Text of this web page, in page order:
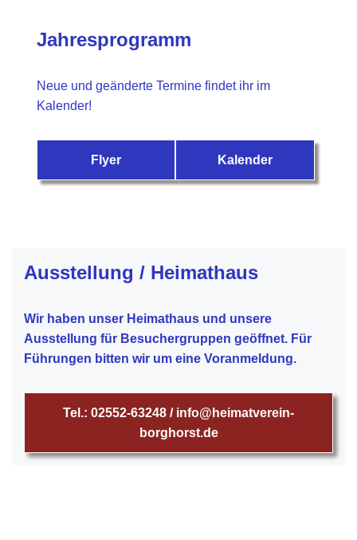
Jahresprogramm
Neue und geänderte Termine findet ihr im
Kalender!
Flyer Kalender
Ausstellung / Heimathaus
Wir haben unser Heimathaus und unsere
Ausstellung für Besuchergruppen geöffnet. Für
Führungen bitten wir um eine Voranmeldung.
Tel.: 02552-63248 / info@heimatverein-
borghorst.de